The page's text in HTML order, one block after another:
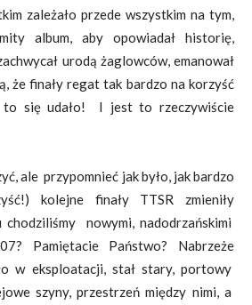
zależało przede wszystkim na tym,
album, aby opowiadał historię,
urodą żaglowców, emanował
że finały regat tak bardzo na korzyść
to się udało! I jest to rzeczywiście
ale przypomnieć jak było, jak bardzo
kolejne finały TTSR zmieniły
chodziliśmy nowymi, nadodrzańskimi
Pamiętacie Państwo? Nabrzeże
w eksploatacji, stał stary, portowy
szyny, przestrzeń między nimi, a